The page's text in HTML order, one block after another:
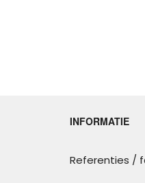
INFORMATIE
Referenties /